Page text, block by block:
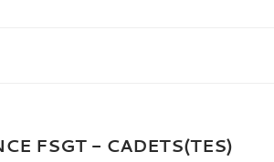
FSGT - CADETS(TES)